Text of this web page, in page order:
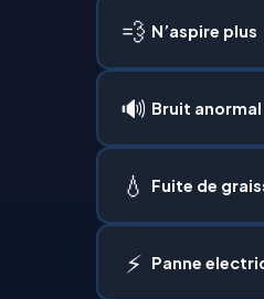
💨 N’aspire plus
🔊 Bruit anormal
💧 Fuite de
⚡ Panne